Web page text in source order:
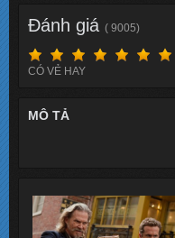
Đánh giá ( 9005)
CÓ VẺ HAY
MÔ TẢ